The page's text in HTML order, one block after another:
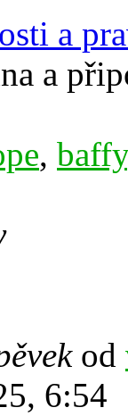
a
a
, baffy
od
6:54